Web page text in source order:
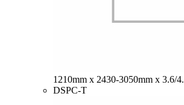
1210mm x 2430-3050mm x 3.6/
DSPC-T